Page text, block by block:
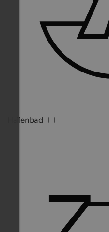
Hallenbad